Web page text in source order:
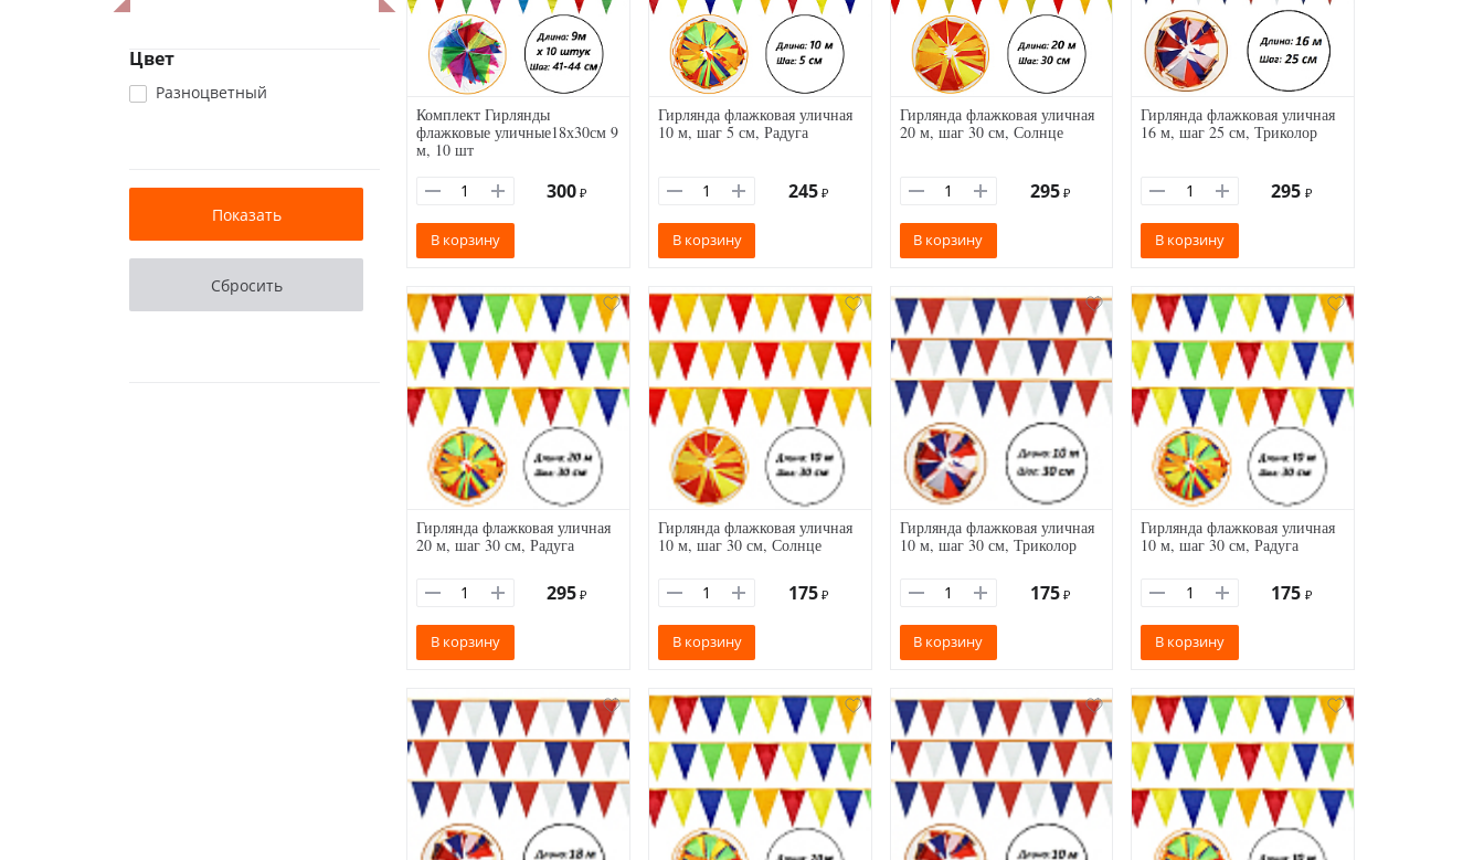
Цвет
Разноцветный
Комплект Гирлянды
флажковые уличные18х30см 9
м, 10 шт
300 ₽
В корзину
Гирлянда флажковая уличная
10 м, шаг 5 см, Радуга
245 ₽
В корзину
Гирлянда флажковая уличная
20 м, шаг 30 см, Солнце
295 ₽
В корзину
Гирлянда флажковая уличная
16 м, шаг 25 см, Триколор
295 ₽
В корзину
Гирлянда флажковая уличная
20 м, шаг 30 см, Радуга
295 ₽
В корзину
Гирлянда флажковая уличная
10 м, шаг 30 см, Солнце
175 ₽
В корзину
Гирлянда флажковая уличная
10 м, шаг 30 см, Триколор
175 ₽
В корзину
Гирлянда флажковая уличная
10 м, шаг 30 см, Радуга
175 ₽
В корзину